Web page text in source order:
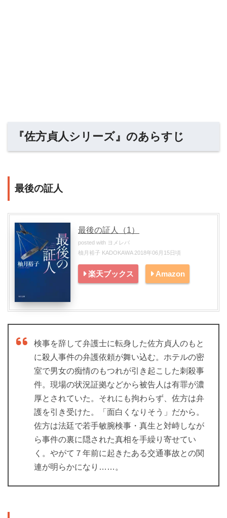
『佐方貞人シリーズ』のあらすじ
最後の証人
最後の証人（1）
posted with ヨメレバ
柚月裕子 KADOKAWA 2018年06月15日頃
楽天ブックス Amazon
検事を辞して弁護士に転身した佐方貞人のもと
に殺人事件の弁護依頼が舞い込む。ホテルの密
室で男女の痴情のもつれが引き起こした刺殺事
件。現場の状況証拠などから被告人は有罪が濃
厚とされていた。それにも拘わらず、佐方は弁
護を引き受けた。「面白くなりそう」だから。
佐方は法廷で若手敏腕検事・真生と対峙しなが
ら事件の裏に隠された真相を手繰り寄せてい
く。やがて７年前に起きたある交通事故との関
連が明らかになり……。